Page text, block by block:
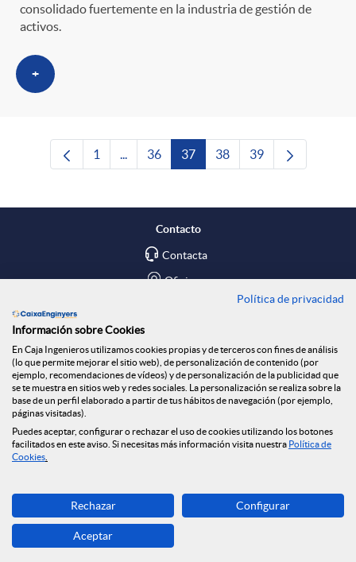
consolidado fuertemente en la industria de gestión de
activos.
+
Página
1 Páginas intermedias Use TAB para
Página
36 Página
37 Página
38 Página
39
Contacto
Contacta
Oficinas
Blog
Social
Seguridad Online
Descarga ahora
Banca MOBILE
© Caja Ingenieros 2026
Política de privacidad
Información sobre Cookies
En Caja Ingenieros utilizamos cookies propias y de terceros con fines de análisis
(lo que permite mejorar el sitio web), de personalización de contenido (por
ejemplo, recomendaciones de vídeos) y de personalización de la publicidad que
se te muestra en sitios web y redes sociales. La personalización se realiza sobre la
base de un perfil elaborado a partir de tus hábitos de navegación (por ejemplo,
páginas visitadas).
Puedes aceptar, configurar o rechazar el uso de cookies utilizando los botones
facilitados en este aviso. Si necesitas más información visita nuestra Política de
Cookies
Rechazar Configurar
Aceptar